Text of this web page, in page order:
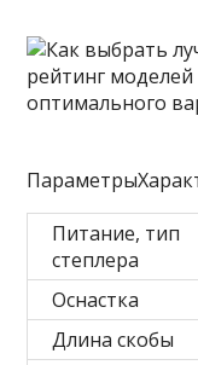
Питание, тип
степлера
Оснастка
Длина скобы